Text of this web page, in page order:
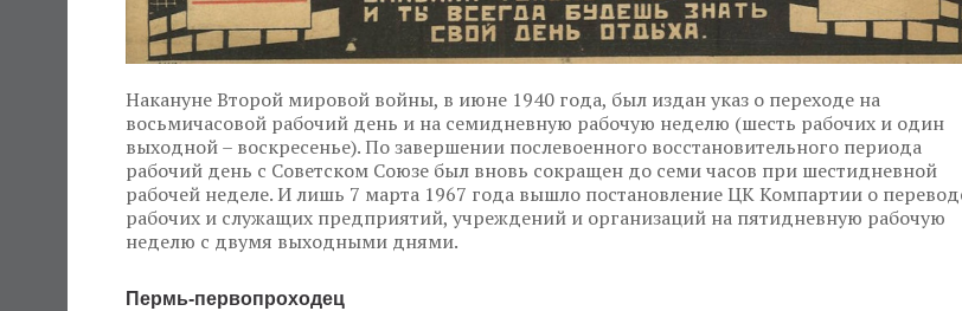
Накануне Второй мировой войны, в июне 1940 года, был издан указ о переходе на
восьмичасовой рабочий день и на семидневную рабочую неделю (шесть рабочих и один
выходной – воскресенье). По завершении послевоенного восстановительного периода
рабочий день с Советском Союзе был вновь сокращен до семи часов при шестидневной
рабочей неделе. И лишь 7 марта 1967 года вышло постановление ЦК Компартии о
рабочих и служащих предприятий, учреждений и организаций на пятидневную рабочую
неделю с двумя выходными днями.
Пермь-первопроходец